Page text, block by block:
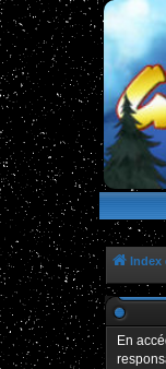
le site de la
Index
En